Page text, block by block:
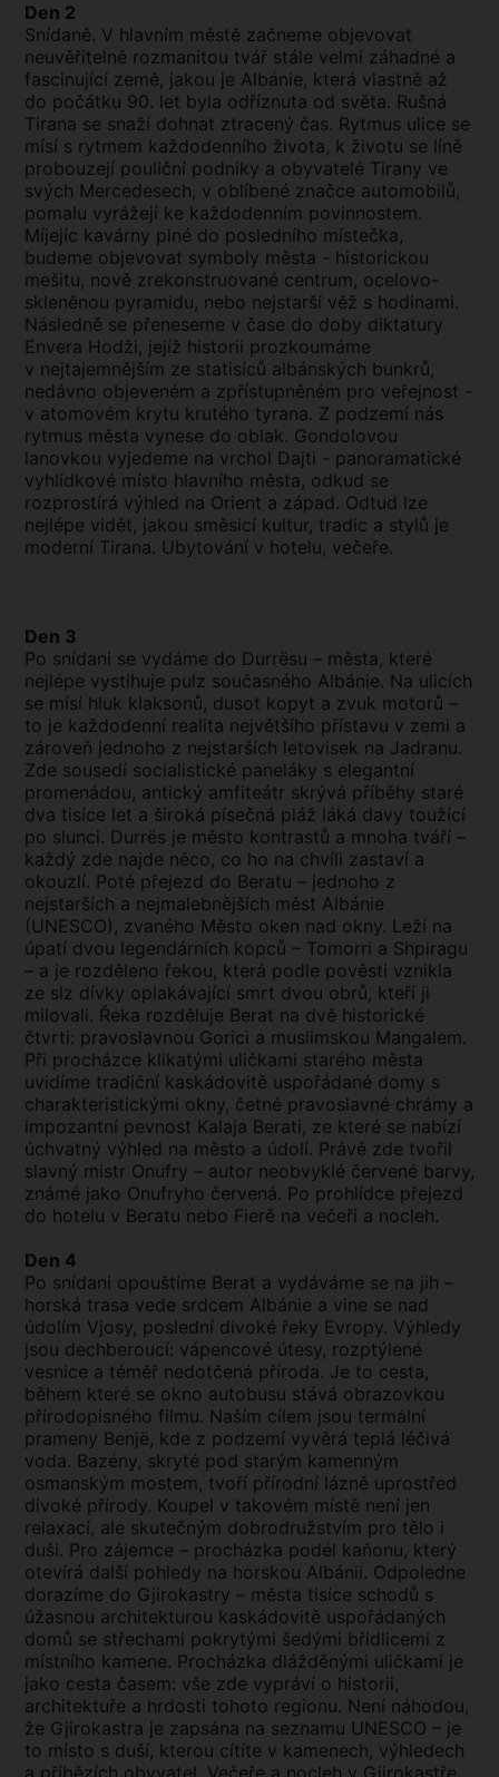
Den 2
Snídaně. V hlavním městě začneme objevovat
neuvěřitelně rozmanitou tvář stále velmi záhadné a
fascinující země, jakou je Albánie, která vlastně až
do počátku 90. let byla odříznuta od světa. Rušná
Tirana se snaží dohnat ztracený čas. Rytmus ulice se
mísí s rytmem každodenního života, k životu se líně
probouzejí pouliční podniky a obyvatelé Tirany ve
svých Mercedesech, v oblíbené značce automobilů,
pomalu vyrážejí ke každodenním povinnostem.
Míjejíc kavárny plné do posledního místečka,
budeme objevovat symboly města - historickou
mešitu, nově zrekonstruované centrum, ocelovo-
skleněnou pyramidu, nebo nejstarší věž s hodinami.
Následně se přeneseme v čase do doby diktatury
Envera Hodži, jejíž historii prozkoumáme
v nejtajemnějším ze statisíců albánských bunkrů,
nedávno objeveném a zpřístupněném pro veřejnost -
v atomovém krytu krutého tyrana. Z podzemí nás
rytmus města vynese do oblak. Gondolovou
lanovkou vyjedeme na vrchol Dajti - panoramatické
vyhlídkové místo hlavního města, odkud se
rozprostírá výhled na Orient a západ. Odtud lze
nejlépe vidět, jakou směsicí kultur, tradic a stylů je
moderní Tirana. Ubytování v hotelu, večeře.
Den 3
Po snídani se vydáme do Durrësu – města, které
nejlépe vystihuje pulz současného Albánie. Na ulicích
se mísí hluk klaksonů, dusot kopyt a zvuk motorů –
to je každodenní realita největšího přístavu v zemi a
zároveň jednoho z nejstarších letovisek na Jadranu.
Zde sousedí socialistické paneláky s elegantní
promenádou, antický amfiteátr skrývá příběhy staré
dva tisíce let a široká písečná pláž láká davy toužící
po slunci. Durrës je město kontrastů a mnoha tváří –
každý zde najde něco, co ho na chvíli zastaví a
okouzlí. Poté přejezd do Beratu – jednoho z
nejstarších a nejmalebnějších měst Albánie
(UNESCO), zvaného Město oken nad okny. Leží na
úpatí dvou legendárních kopců – Tomorri a Shpiragu
– a je rozděleno řekou, která podle pověsti vznikla
ze slz dívky oplakávající smrt dvou obrů, kteří ji
milovali. Řeka rozděluje Berat na dvě historické
čtvrti: pravoslavnou Gorici a muslimskou Mangalem.
Při procházce klikatými uličkami starého města
uvidíme tradiční kaskádovitě uspořádané domy s
charakteristickými okny, četné pravoslavné chrámy a
impozantní pevnost Kalaja Berati, ze které se nabízí
úchvatný výhled na město a údolí. Právě zde tvořil
slavný mistr Onufry – autor neobvyklé červené barvy,
známé jako Onufryho červená. Po prohlídce přejezd
do hotelu v Beratu nebo Fierě na večeři a nocleh.
Den 4
Po snídani opouštíme Berat a vydáváme se na jih –
horská trasa vede srdcem Albánie a vine se nad
údolím Vjosy, poslední divoké řeky Evropy. Výhledy
jsou dechberoucí: vápencové útesy, rozptýlené
vesnice a téměř nedotčená příroda. Je to cesta,
během které se okno autobusu stává obrazovkou
přírodopisného filmu. Naším cílem jsou termální
prameny Benjë, kde z podzemí vyvěrá teplá léčivá
voda. Bazény, skryté pod starým kamenným
osmanským mostem, tvoří přírodní lázně uprostřed
divoké přírody. Koupel v takovém místě není jen
relaxací, ale skutečným dobrodružstvím pro tělo i
duši. Pro zájemce – procházka podél kaňonu, který
otevírá další pohledy na horskou Albánii. Odpoledne
dorazíme do Gjirokastry – města tisíce schodů s
úžasnou architekturou kaskádovitě uspořádaných
domů se střechami pokrytými šedými břidlicemi z
místního kamene. Procházka dlážděnými uličkami je
jako cesta časem: vše zde vypráví o historii,
architektuře a hrdosti tohoto regionu. Není náhodou,
že Gjirokastra je zapsána na seznamu UNESCO – je
to místo s duší, kterou cítíte v kamenech, výhledech
a příbězích obyvatel. Večeře a nocleh v Gjirokastře.